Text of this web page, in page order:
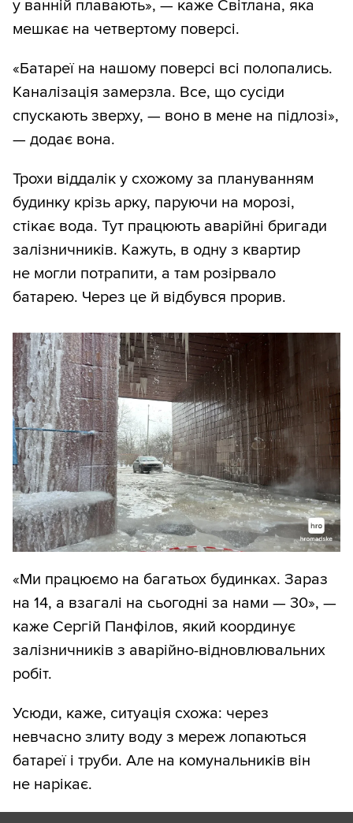
у ванній плавають», — каже Світлана, яка
мешкає на четвертому поверсі.
«Батареї на нашому поверсі всі полопались.
Каналізація замерзла. Все, що сусіди
спускають зверху, — воно в мене на підлозі»,
— додає вона.
Трохи віддалік у схожому за плануванням
будинку крізь арку, паруючи на морозі,
стікає вода. Тут працюють аварійні бригади
залізничників. Кажуть, в одну з квартир
не могли потрапити, а там розірвало
батарею. Через це й відбувся прорив.
«Ми працюємо на багатьох будинках. Зараз
на 14, а взагалі на сьогодні за нами — 30», —
каже Сергій Панфілов, який координує
залізничників з аварійно-відновлювальних
робіт.
Усюди, каже, ситуація схожа: через
невчасно злиту воду з мереж лопаються
батареї і труби. Але на комунальників він
не нарікає.